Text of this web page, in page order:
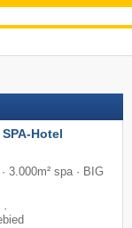
Hotel
3.000m² spa · BIG
·